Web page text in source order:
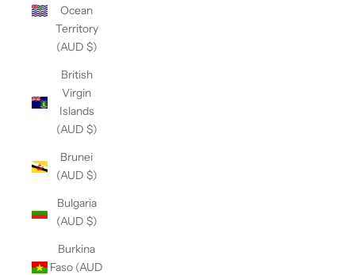
Ocean
Territory
(AUD $)
British
Virgin
Islands
(AUD $)
Brunei
(AUD $)
Bulgaria
(AUD $)
Burkina
Faso (AUD